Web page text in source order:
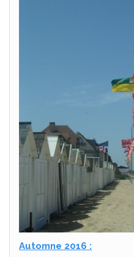
Automne 2016 :